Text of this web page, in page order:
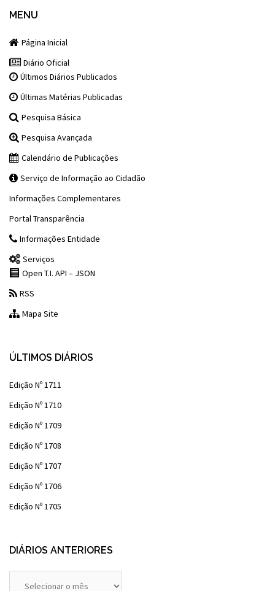
MENU
Página Inicial
Diário Oficial
Últimos Diários Publicados
Últimas Matérias Publicadas
Pesquisa Básica
Pesquisa Avançada
Calendário de Publicações
Serviço de Informação ao Cidadão
Informações Complementares
Portal Transparência
Informações Entidade
Serviços
Open T.I. API – JSON
RSS
Mapa Site
ÚLTIMOS DIÁRIOS
Edição Nº 1711
Edição Nº 1710
Edição Nº 1709
Edição Nº 1708
Edição Nº 1707
Edição Nº 1706
Edição Nº 1705
DIÁRIOS ANTERIORES